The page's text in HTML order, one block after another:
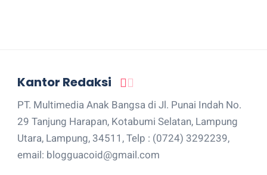
Kantor Redaksi
PT. Multimedia Anak Bangsa di Jl. Punai Indah No.
29 Tanjung Harapan, Kotabumi Selatan, Lampung
Utara, Lampung, 34511, Telp : (0724) 3292239,
email: blogguacoid@gmail.com